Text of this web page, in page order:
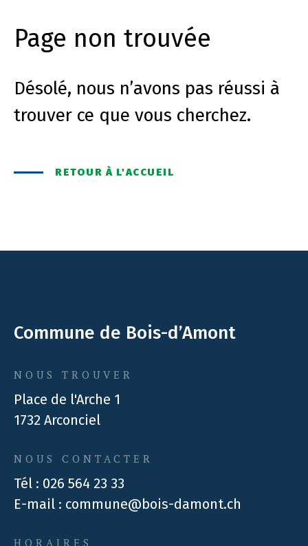
Page non trouvée
Désolé, nous n’avons pas réussi à
trouver ce que vous cherchez.
RETOUR À L'ACCUEIL
Commune de Bois-d’Amont
NOUS TROUVER
Place de l'Arche 1
1732 Arconciel
NOUS CONTACTER
Tél : 026 564 23 33
E-mail : commune@bois-damont.ch
HORAIRES